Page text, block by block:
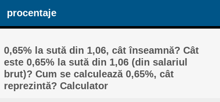
procentaje
0,65% la sută din 1,06, cât înseamnă? Cât
este 0,65% la sută din 1,06 (din salariul
brut)? Cum se calculează 0,65%, cât
reprezintă? Calculator